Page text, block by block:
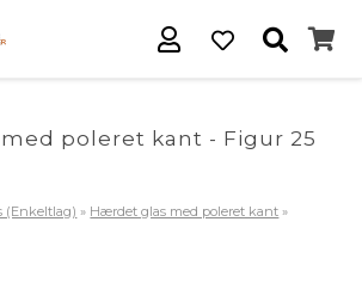
poleret kant - Figur 25
(Enkeltlag) » Hærdet glas med poleret kant »